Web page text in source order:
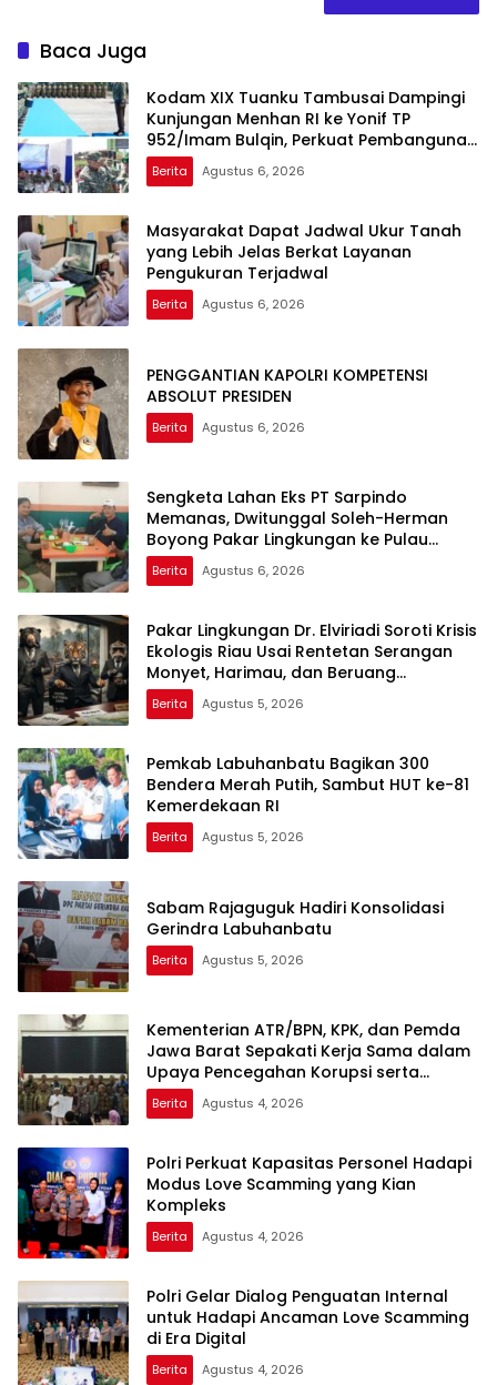
Baca Juga
Kodam XIX Tuanku Tambusai Dampingi
Kunjungan Menhan RI ke Yonif TP
952/Imam Bulqin, Perkuat Pembangunan
Satuan
Berita Agustus 6, 2026
Masyarakat Dapat Jadwal Ukur Tanah
yang Lebih Jelas Berkat Layanan
Pengukuran Terjadwal
Berita Agustus 6, 2026
PENGGANTIAN KAPOLRI KOMPETENSI
ABSOLUT PRESIDEN
Berita Agustus 6, 2026
Sengketa Lahan Eks PT Sarpindo
Memanas, Dwitunggal Soleh-Herman
Boyong Pakar Lingkungan ke Pulau
Rupat
Berita Agustus 6, 2026
Pakar Lingkungan Dr. Elviriadi Soroti Krisis
Ekologis Riau Usai Rentetan Serangan
Monyet, Harimau, dan Beruang
Terhadap Warga
Berita Agustus 5, 2026
Pemkab Labuhanbatu Bagikan 300
Bendera Merah Putih, Sambut HUT ke-81
Kemerdekaan RI
Berita Agustus 5, 2026
Sabam Rajaguguk Hadiri Konsolidasi
Gerindra Labuhanbatu
Berita Agustus 5, 2026
Kementerian ATR/BPN, KPK, dan Pemda
Jawa Barat Sepakati Kerja Sama dalam
Upaya Pencegahan Korupsi serta
Penguatan Ekonomi Daerah
Berita Agustus 4, 2026
Polri Perkuat Kapasitas Personel Hadapi
Modus Love Scamming yang Kian
Kompleks
Berita Agustus 4, 2026
Polri Gelar Dialog Penguatan Internal
untuk Hadapi Ancaman Love Scamming
di Era Digital
Berita Agustus 4, 2026